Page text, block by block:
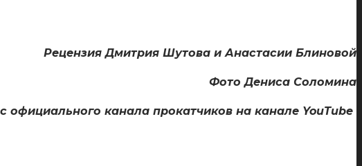
Рецензия Дмитрия Шутова и Анастасии Блиновой
Фото Дениса Соломина
официального канала прокатчиков на канале YouTube